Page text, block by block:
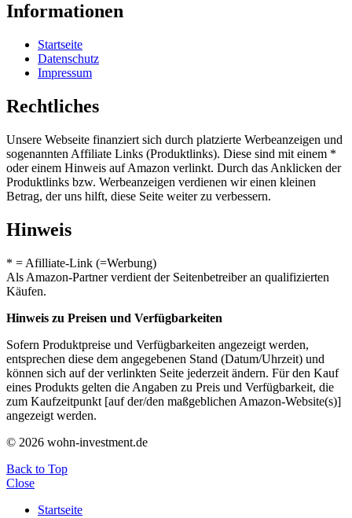
Informationen
Startseite
Datenschutz
Impressum
Rechtliches
Unsere Webseite finanziert sich durch platzierte Werbeanzeigen und
sogenannten Affiliate Links (Produktlinks). Diese sind mit einem *
oder einem Hinweis auf Amazon verlinkt. Durch das Anklicken der
Produktlinks bzw. Werbeanzeigen verdienen wir einen kleinen
Betrag, der uns hilft, diese Seite weiter zu verbessern.
Hinweis
* = Afilliate-Link (=Werbung)
Als Amazon-Partner verdient der Seitenbetreiber an qualifizierten
Käufen.
Hinweis zu Preisen und Verfügbarkeiten
Sofern Produktpreise und Verfügbarkeiten angezeigt werden,
entsprechen diese dem angegebenen Stand (Datum/Uhrzeit) und
können sich auf der verlinkten Seite jederzeit ändern. Für den Kauf
eines Produkts gelten die Angaben zu Preis und Verfügbarkeit, die
zum Kaufzeitpunkt [auf der/den maßgeblichen Amazon-Website(s)]
angezeigt werden.
© 2026 wohn-investment.de
Back to Top
Close
Startseite